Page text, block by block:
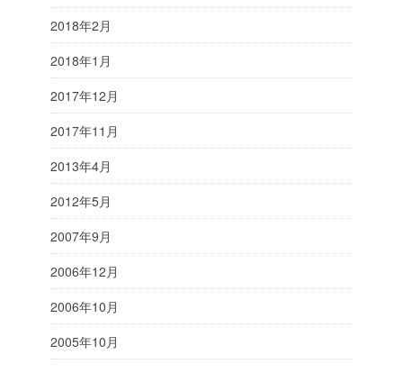
2018年2月
2018年1月
2017年12月
2017年11月
2013年4月
2012年5月
2007年9月
2006年12月
2006年10月
2005年10月